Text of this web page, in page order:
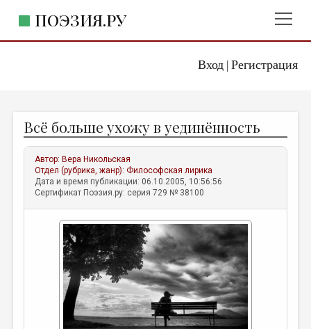
Вход| Регистрация
ПОЭЗИЯ.РУ
ЖАНРЫ
АВТОРЫ
КОММЕНТАРИИ
ЛИТСАЛОН
ПРАВИЛА САЙТА
ОТДЕЛЫ И РУБРИКИ
ИЗБРАННОЕ
Всё больше ухожу в уединённость
Автор: Вера Никольская
Отдел (рубрика, жанр):Философская лирика
Дата и время публикации: 06.10.2005, 10:56:56
Сертификат Поэзия.ру: серия 729 № 38100